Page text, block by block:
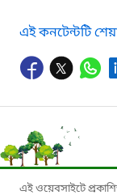
এই কনটেন্টটি
এই ওয়েবসাইটে